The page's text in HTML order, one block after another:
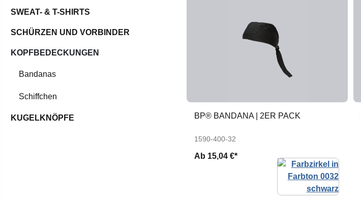
SWEAT- & T-SHIRTS
SCHÜRZEN UND VORBINDER
KOPFBEDECKUNGEN
Bandanas
Schiffchen
KUGELKNÖPFE BP® BANDANA | 2ER PACK
1590-400-32
Ab 15,04 €*